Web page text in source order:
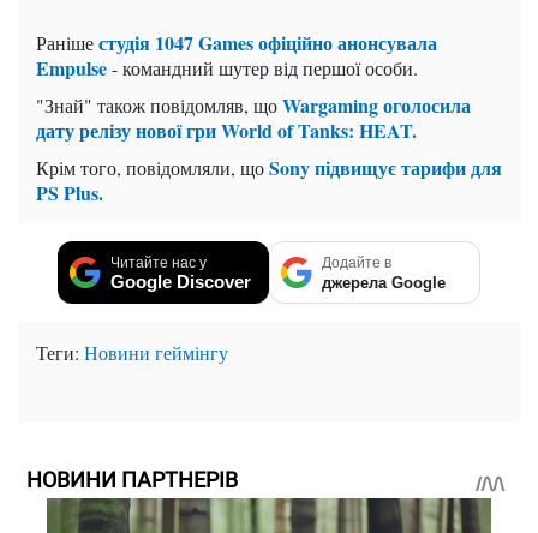
Ранішестудія 1047 Games офіційно анонсувала
Empulse- командний шутер від першої особи.
"Знай" також повідомляв, щоWargaming оголосила
дату релізу нової гри World of Tanks: HEAT.
Крім того, повідомляли, щоSony підвищує тарифи для
PS Plus.
Читайте нас у
Google Discover
Додайте в
джерела Google
Теги: Новини геймінгу
НОВИНИ ПАРТНЕРІВ